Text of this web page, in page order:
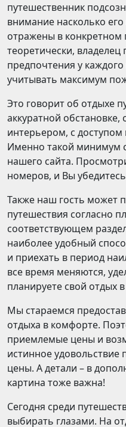
путешественник
внимание насколько
отражены в конкретном
теоретически, владелец
предпочтения у
учитывать максимум
Это говорит об отдыхе
аккуратной
интерьером, с доступом
Именно такой минимум
нашего сайта.
номеров, и Вы
Также наш гость может
путешествия согласно
соответствующем
наиболее удобный
и приехать в период
все время меняются,
планируете свой отдых
Мы стараемся
отдыха в комфорте.
приемлемые цены и
истинное
цены. А детали – в
картина тоже важна!
Сегодня среди
выбирать глазами. На